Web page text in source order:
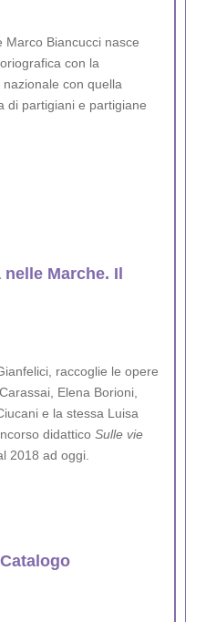
Marco Biancucci nasce
con la
con quella
di partigiani e partigiane
Marche. Il
raccoglie le opere
Elena Borioni,
e la stessa Luisa
didattico Sulle vie
2018 ad oggi.